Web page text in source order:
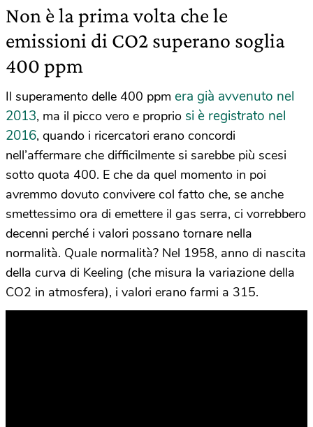
Non è la prima volta che le
emissioni di CO2 superano soglia
400 ppm
Il superamento delle 400 ppm era già avvenuto nel
2013, ma il picco vero e proprio si è registrato nel
2016, quando i ricercatori erano concordi
nell’affermare che difficilmente si sarebbe più scesi
sotto quota 400. E che da quel momento in poi
avremmo dovuto convivere col fatto che, se anche
smettessimo ora di emettere il gas serra, ci vorrebbero
decenni perché i valori possano tornare nella
normalità. Quale normalità? Nel 1958, anno di nascita
della curva di Keeling (che misura la variazione della
CO2 in atmosfera), i valori erano farmi a 315.